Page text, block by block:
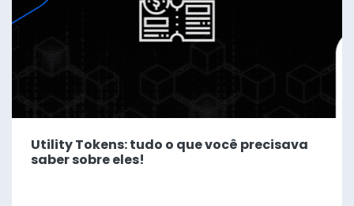
Utility Tokens: tudo o que você precisava
saber sobre eles!